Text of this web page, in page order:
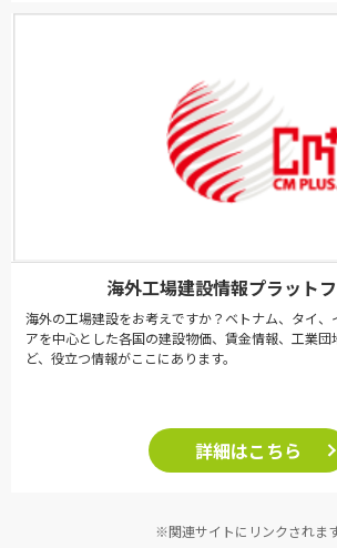
海外工場建設情報プラット
海外の工場建設をお考えですか？ベトナム、タイ、
アを中心とした各国の建設物価、賃金情報、工業
ど、役立つ情報がここにあります。
詳細はこちら
※関連サイトにリンクされま